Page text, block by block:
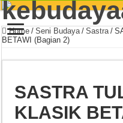
Home / Seni Budaya / Sastra /
BETAWI (Bagian 2)
SASTRA
KLASIK